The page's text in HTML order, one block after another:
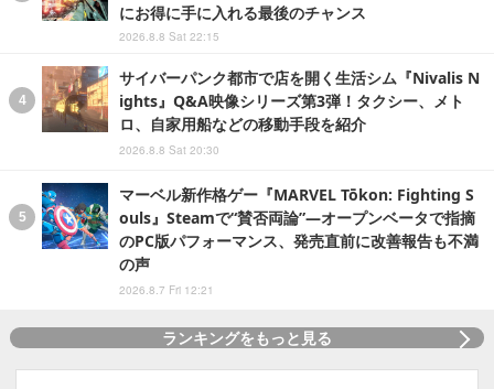
にお得に手に入れる最後のチャンス
2026.8.8 Sat 22:15
サイバーパンク都市で店を開く生活シム『Nivalis N
ights』Q&A映像シリーズ第3弾！タクシー、メト
ロ、自家用船などの移動手段を紹介
2026.8.8 Sat 20:30
マーベル新作格ゲー『MARVEL Tōkon: Fighting S
ouls』Steamで“賛否両論”―オープンベータで指摘
のPC版パフォーマンス、発売直前に改善報告も不満
の声
2026.8.7 Fri 12:21
ランキングをもっと見る